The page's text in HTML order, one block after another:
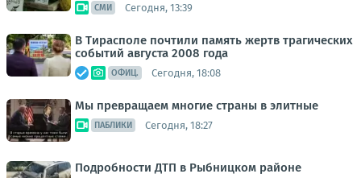
СМИ Сегодня, 13:39
В Тирасполе почтили память жертв трагических
событий августа 2008 года
ОФИЦ. Сегодня, 18:08
Мы превращаем многие страны в элитные
ПАБЛИКИ Сегодня, 18:27
Подробности ДТП в Рыбницком районе